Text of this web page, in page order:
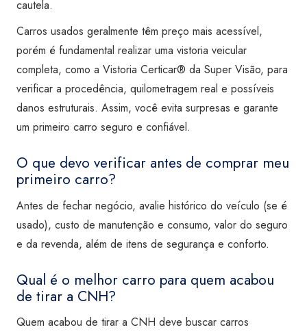
cautela.
Carros usados geralmente têm preço mais acessível,
porém é fundamental realizar uma vistoria veicular
completa, como a Vistoria Certicar® da Super Visão, para
verificar a procedência, quilometragem real e possíveis
danos estruturais. Assim, você evita surpresas e garante
um primeiro carro seguro e confiável.
O que devo verificar antes de comprar meu
primeiro carro?
Antes de fechar negócio, avalie histórico do veículo (se é
usado), custo de manutenção e consumo, valor do seguro
e da revenda, além de itens de segurança e conforto.
Qual é o melhor carro para quem acabou
de tirar a CNH?
Quem acabou de tirar a CNH deve buscar carros